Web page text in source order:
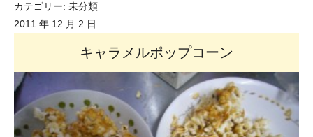
カテゴリー: 未分類
2011 年 12 月 2 日
キャラメルポップコーン